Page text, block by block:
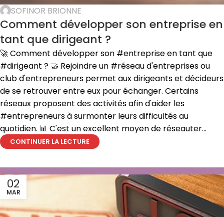
STRATÉGIE
SOFINOR BRIONNE
Comment développer son entreprise en
tant que dirigeant ?
🚀 Comment développer son #entreprise en tant que
#dirigeant ? 🤝 Rejoindre un #réseau d'entreprises ou
club d'entrepreneurs permet aux dirigeants et décideurs
de se retrouver entre eux pour échanger. Certains
réseaux proposent des activités afin d'aider les
#entrepreneurs à surmonter leurs difficultés au
quotidien. 📊 C'est un excellent moyen de réseauter...
CONTINUER LA LECTURE
02
MAR